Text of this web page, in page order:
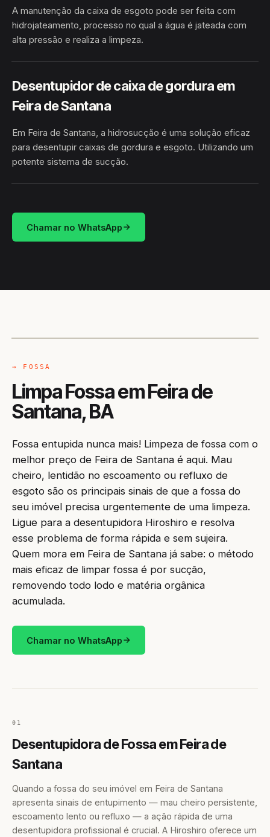
A manutenção da caixa de esgoto pode ser feita com
hidrojateamento, processo no qual a água é jateada com
alta pressão e realiza a limpeza.
HIDROJATEAMENTO
Desentupidor de caixa de gordura em
Feira de Santana
Em Feira de Santana, a hidrosucção é uma solução eficaz
para desentupir caixas de gordura e esgoto. Utilizando um
potente sistema de sucção.
HIDROSUCÇÃO
Chamar no WhatsApp
→ FOSSA
Limpa Fossa em Feira de
Santana, BA
Fossa entupida nunca mais! Limpeza de fossa com o
melhor preço de Feira de Santana é aqui. Mau
cheiro, lentidão no escoamento ou refluxo de
esgoto são os principais sinais de que a fossa do
seu imóvel precisa urgentemente de uma limpeza.
Ligue para a desentupidora Hiroshiro e resolva
esse problema de forma rápida e sem sujeira.
Quem mora em Feira de Santana já sabe: o método
mais eficaz de limpar fossa é por sucção,
removendo todo lodo e matéria orgânica
acumulada.
Chamar no WhatsApp
01
Desentupidora de Fossa em Feira de
Santana
Quando a fossa do seu imóvel em Feira de Santana
apresenta sinais de entupimento — mau cheiro persistente,
escoamento lento ou refluxo — a ação rápida de uma
desentupidora profissional é crucial. A Hiroshiro oferece um